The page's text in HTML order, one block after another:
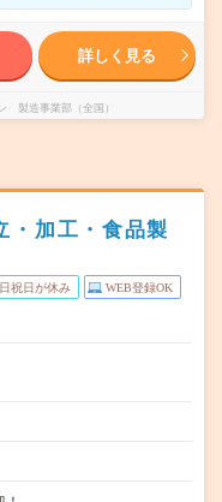
詳しく見る
製造事業部（全国）
・加工・食品製
祝日が休み WEB登録OK